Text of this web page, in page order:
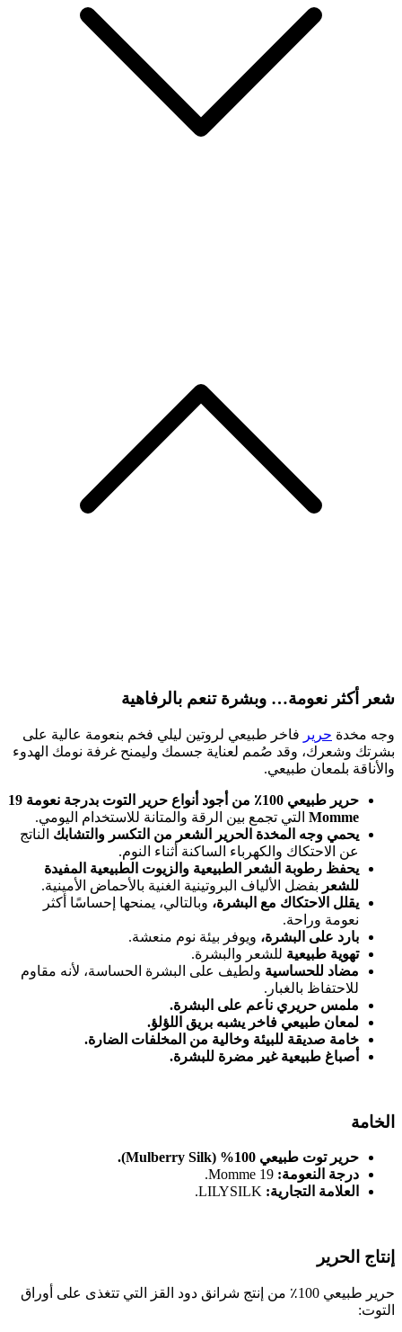
شعر أكثر نعومة… وبشرة تنعم بالرفاهية
وجه مخدة حرير فاخر طبيعي لروتين ليلي فخم بنعومة عالية على
بشرتك وشعرك، وقد صُمم لعناية جسمك وليمنح غرفة نومك الهدوء
والأناقة بلمعان طبيعي.
حرير طبيعي 100٪ من أجود أنواع حرير التوت بدرجة نعومة 19
Momme التي تجمع بين الرقة والمتانة للاستخدام اليومي.
يحمي وجه المخدة الحرير الشعر من التكسر والتشابك الناتج
عن الاحتكاك والكهرباء الساكنة أثناء النوم.
يحفظ رطوبة الشعر الطبيعية والزيوت الطبيعية المفيدة
للشعر بفضل الألياف البروتينية الغنية بالأحماض الأمينية.
يقلل الاحتكاك مع البشرة، وبالتالي، يمنحها إحساسًا أكثر
نعومة وراحة.
بارد على البشرة، ويوفر بيئة نوم منعشة.
تهوية طبيعية للشعر والبشرة.
مضاد للحساسية ولطيف على البشرة الحساسة، لأنه مقاوم
للاحتفاظ بالغبار.
ملمس حريري ناعم على البشرة.
لمعان طبيعي فاخر يشبه بريق اللؤلؤ.
خامة صديقة للبيئة وخالية من المخلفات الضارة.
أصباغ طبيعية غير مضرة للبشرة.
الخامة
حرير توت طبيعي 100% (Mulberry Silk).
درجة النعومة:
العلامة التجارية:
إنتاج الحرير
حرير طبيعي 100٪ من إنتج شرانق دود القز التي تتغذى على أوراق
التوت: